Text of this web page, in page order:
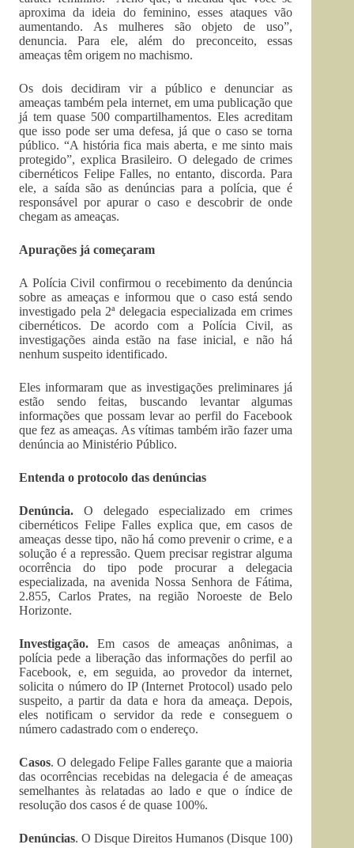
aproxima da ideia do feminino, esses ataques vão
aumentando. As mulheres são objeto de uso”,
denuncia. Para ele, além do preconceito, essas
ameaças têm origem no machismo.
Os dois decidiram vir a público e denunciar as
ameaças também pela internet, em uma publicação que
já tem quase 500 compartilhamentos. Eles acreditam
que isso pode ser uma defesa, já que o caso se torna
público. “A história fica mais aberta, e me sinto mais
protegido”, explica Brasileiro. O delegado de crimes
cibernéticos Felipe Falles, no entanto, discorda. Para
ele, a saída são as denúncias para a polícia, que é
responsável por apurar o caso e descobrir de onde
chegam as ameaças.
Apurações já começaram
A Polícia Civil confirmou o recebimento da denúncia
sobre as ameaças e informou que o caso está sendo
investigado pela 2ª delegacia especializada em crimes
cibernéticos. De acordo com a Polícia Civil, as
investigações ainda estão na fase inicial, e não há
nenhum suspeito identificado.
Eles informaram que as investigações preliminares já
estão sendo feitas, buscando levantar algumas
informações que possam levar ao perfil do Facebook
que fez as ameaças. As vítimas também irão fazer uma
denúncia ao Ministério Público.
Entenda o protocolo das denúncias
Denúncia. O delegado especializado em crimes
cibernéticos Felipe Falles explica que, em casos de
ameaças desse tipo, não há como prevenir o crime, e a
solução é a repressão. Quem precisar registrar alguma
ocorrência do tipo pode procurar a delegacia
especializada, na avenida Nossa Senhora de Fátima,
2.855, Carlos Prates, na região Noroeste de Belo
Horizonte.
Investigação. Em casos de ameaças anônimas, a
polícia pede a liberação das informações do perfil ao
Facebook, e, em seguida, ao provedor da internet,
solicita o número do IP (Internet Protocol) usado pelo
suspeito, a partir da data e hora da ameaça. Depois,
eles notificam o servidor da rede e conseguem o
número cadastrado com o endereço.
Casos. O delegado Felipe Falles garante que a maioria
das ocorrências recebidas na delegacia é de ameaças
semelhantes às relatadas ao lado e que o índice de
resolução dos casos é de quase 100%.
Denúncias. O Disque Direitos Humanos (Disque 100)